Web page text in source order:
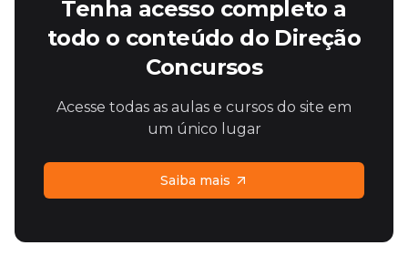
Tenha acesso completo a
todo o conteúdo do Direção
Concursos
Acesse todas as aulas e cursos do site em
um único lugar
Saiba mais